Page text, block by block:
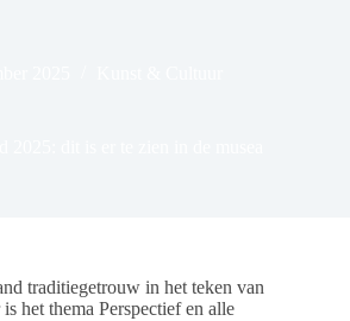
traditiegetrouw in het teken van
het thema Perspectief en alle